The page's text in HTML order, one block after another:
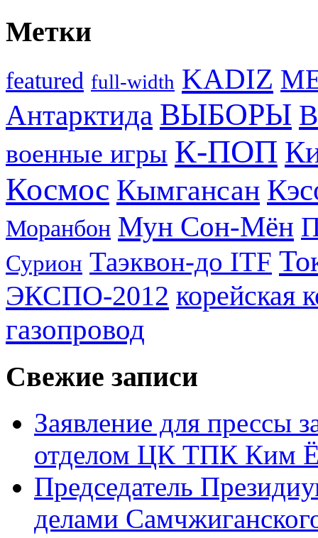
Метки
featured full-width KADIZ
Антарктида ВЫБОРЫ
военные игры К-ПОП
Космос Кымгансан
Моранбон Мун Сон-Мён
Сурион Таэквон-до ITF
ЭКСПО-2012 корейская
газопровод
Свежие записи
Заявление для прессы
отделом ЦК ТПК Ким
Председатель
делами